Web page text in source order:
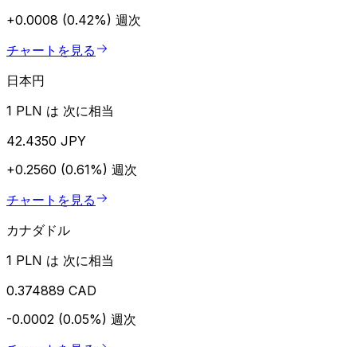
+0.0008 (0.42%) 週次
チャートを見る
日本円
1 PLN は 次に相当
42.4350 JPY
+0.2560 (0.61%) 週次
チャートを見る
カナダドル
1 PLN は 次に相当
0.374889 CAD
-0.0002 (0.05%) 週次